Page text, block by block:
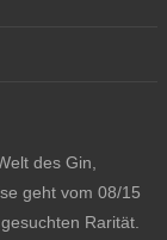
des Gin,
geht vom 08/15
Rarität.